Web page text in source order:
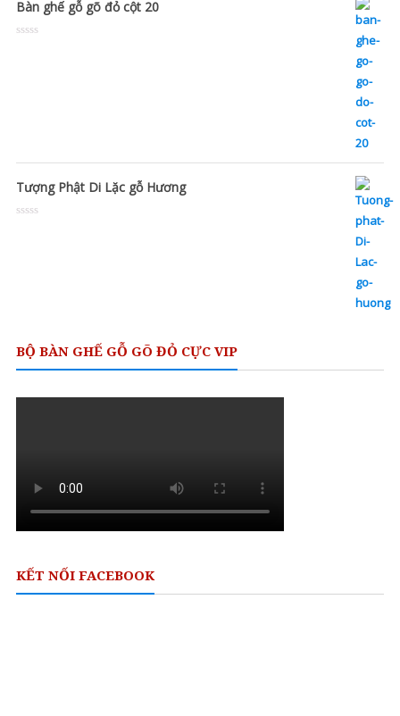
of
5
Bàn ghế gỗ gõ đỏ cột 20
Tượng Phật Di Lặc gỗ Hương
BỘ BÀN GHẾ GỖ GÕ ĐỎ CỰC VIP
KẾT NỐI FACEBOOK